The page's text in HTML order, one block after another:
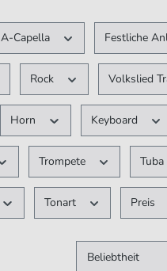
A-Capella Festliche
Rock Volkslied
Horn Keyboard
Trompete Tuba
Tonart Preis